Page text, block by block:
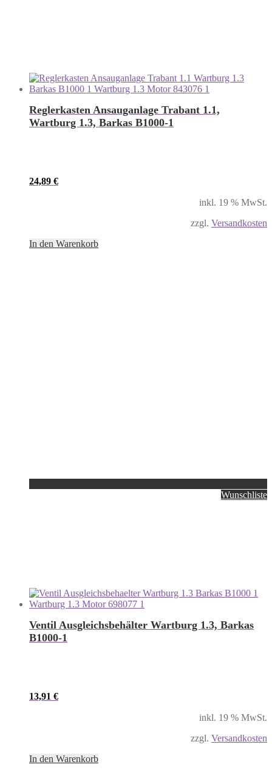
Reglerkasten Ansauganlage Trabant 1.1,
Wartburg 1.3, Barkas B1000-1
24,89 €
inkl. 19 % MwSt.
zzgl. Versandkosten
In den Warenkorb
Wunschliste
Ventil Ausgleichsbehälter Wartburg 1.3, Barkas
B1000-1
13,91 €
inkl. 19 % MwSt.
zzgl. Versandkosten
In den Warenkorb